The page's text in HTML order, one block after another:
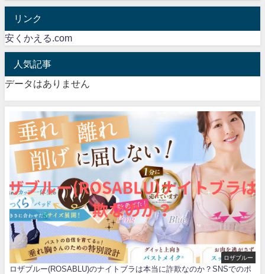
リンク
安くかえる.com
人気記事
データはありません
ロザブルー
ロザブルー(ROSABLU)のナイトブラは本当に詐欺なのか？SNSでのポ